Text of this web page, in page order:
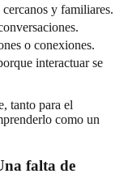
y familiares.
o conexiones.
interactuar se
tanto para el
como un
falta de